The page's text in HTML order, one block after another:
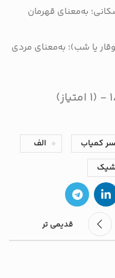
به‌معنای قهرمان
یا شب)؛ به‌معنای مردی
کمیاب
الف
شیک
قدیمی تر